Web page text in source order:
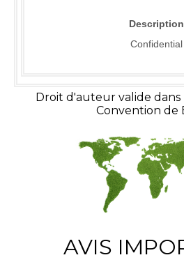
Description
Confidential
Droit d'auteur valide dans
Convention de
AVIS